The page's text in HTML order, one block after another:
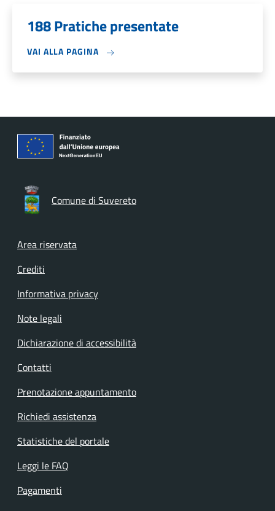
188 Pratiche presentate
VAI ALLA PAGINA
Comune di Suvereto
Footer menu
Area riservata
Crediti
Informativa privacy
Note legali
Dichiarazione di accessibilità
Contatti
Prenotazione appuntamento
Richiedi assistenza
Statistiche del portale
Leggi le FAQ
Pagamenti